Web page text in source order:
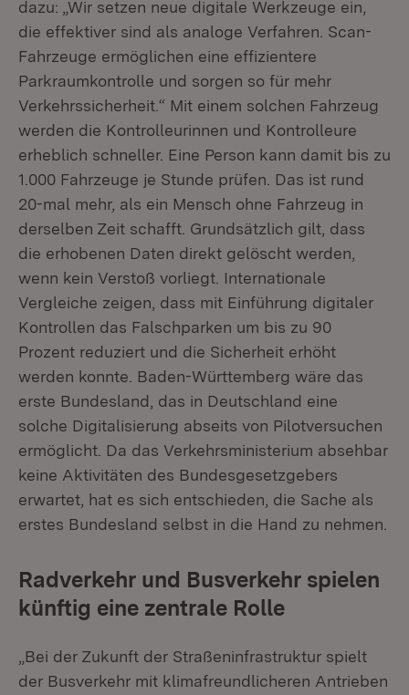
dazu: „Wir setzen neue digitale Werkzeuge ein,
die effektiver sind als analoge Verfahren. Scan-
Fahrzeuge ermöglichen eine effizientere
Parkraumkontrolle und sorgen so für mehr
Verkehrssicherheit.“ Mit einem solchen Fahrzeug
werden die Kontrolleurinnen und Kontrolleure
erheblich schneller. Eine Person kann damit bis zu
1.000 Fahrzeuge je Stunde prüfen. Das ist rund
20-mal mehr, als ein Mensch ohne Fahrzeug in
derselben Zeit schafft. Grundsätzlich gilt, dass
die erhobenen Daten direkt gelöscht werden,
wenn kein Verstoß vorliegt. Internationale
Vergleiche zeigen, dass mit Einführung digitaler
Kontrollen das Falschparken um bis zu 90
Prozent reduziert und die Sicherheit erhöht
werden konnte. Baden-Württemberg wäre das
erste Bundesland, das in Deutschland eine
solche Digitalisierung abseits von Pilotversuchen
ermöglicht. Da das Verkehrsministerium absehbar
keine Aktivitäten des Bundesgesetzgebers
erwartet, hat es sich entschieden, die Sache als
erstes Bundesland selbst in die Hand zu nehmen.
Radverkehr und Busverkehr spielen
künftig eine zentrale Rolle
„Bei der Zukunft der Straßeninfrastruktur spielt
der Busverkehr mit klimafreundlicheren Antrieben